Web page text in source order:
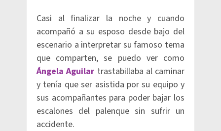
Casi al finalizar la noche y cuando
acompañó a su esposo desde bajo del
escenario a interpretar su famoso tema
que comparten, se puedo ver como
Ángela Aguilar trastabillaba al caminar
y tenía que ser asistida por su equipo y
sus acompañantes para poder bajar los
escalones del palenque sin sufrir un
accidente.